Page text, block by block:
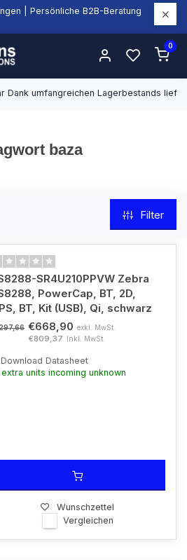
| Persönliche B2B-Beratung
0
Dank umfangreichen Lagerbestands
baza
Filter
SR4U210PPVW Zebra
PowerCap, BT, 2D,
BT, Kit (USB), Qi, schwarz
€668,90 exkl. MwSt.
€809,37 Inkl. MwSt.
Download Datasheet
extra units incoming unknown
Wunschzettel
Vergleichen